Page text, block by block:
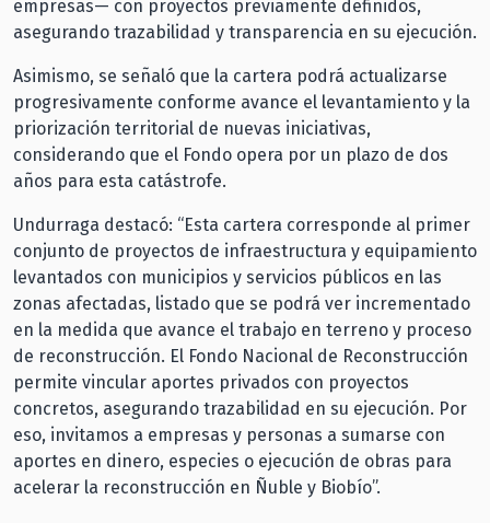
empresas— con proyectos previamente definidos,
asegurando trazabilidad y transparencia en su ejecución.
Asimismo, se señaló que la cartera podrá actualizarse
progresivamente conforme avance el levantamiento y la
priorización territorial de nuevas iniciativas,
considerando que el Fondo opera por un plazo de dos
años para esta catástrofe.
Undurraga destacó: “Esta cartera corresponde al primer
conjunto de proyectos de infraestructura y equipamiento
levantados con municipios y servicios públicos en las
zonas afectadas, listado que se podrá ver incrementado
en la medida que avance el trabajo en terreno y proceso
de reconstrucción. El Fondo Nacional de Reconstrucción
permite vincular aportes privados con proyectos
concretos, asegurando trazabilidad en su ejecución. Por
eso, invitamos a empresas y personas a sumarse con
aportes en dinero, especies o ejecución de obras para
acelerar la reconstrucción en Ñuble y Biobío”.